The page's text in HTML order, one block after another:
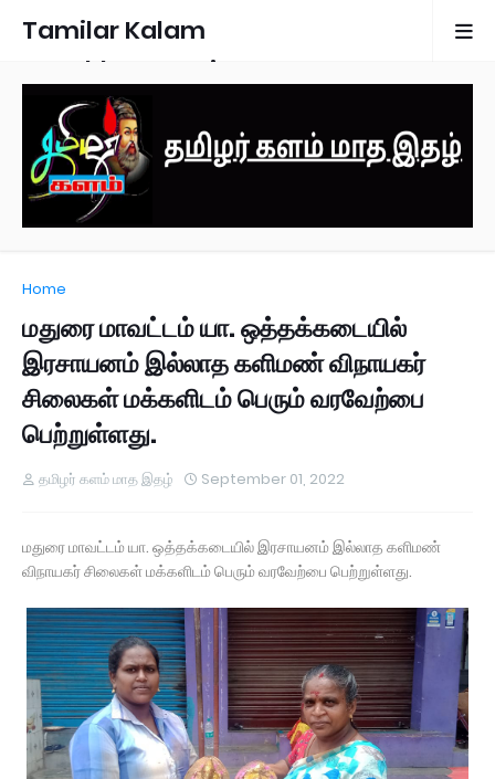
Tamilar Kalam
Monthly Magazine
Home
மதுரை மாவட்டம் யா. ஒத்தக்கடையில்
இரசாயனம் இல்லாத களிமண் விநாயகர்
சிலைகள் மக்களிடம் பெரும் வரவேற்பை
பெற்றுள்ளது.
தமிழர் களம் மாத இதழ் September 01, 2022
மதுரை மாவட்டம் யா. ஒத்தக்கடையில் இரசாயனம் இல்லாத களிமண்
விநாயகர் சிலைகள் மக்களிடம் பெரும் வரவேற்பை பெற்றுள்ளது.